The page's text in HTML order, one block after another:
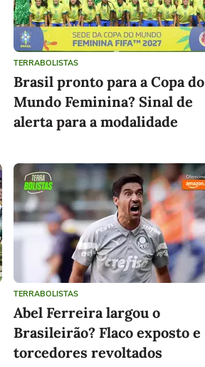
TERRABOLISTAS
Brasil pronto para a Copa do
Mundo Feminina? Sinal de
alerta para a modalidade
TERRABOLISTAS
Abel Ferreira largou o
Brasileirão? Flaco exposto e
torcedores revoltados